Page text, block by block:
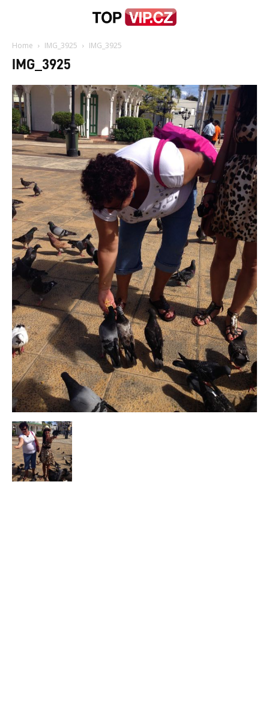
Home IMG_3925 IMG_3925
IMG_3925